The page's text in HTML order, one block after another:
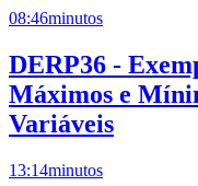
08:46minutos
DERP36 -
Máximos e
Variáveis
13:14minutos